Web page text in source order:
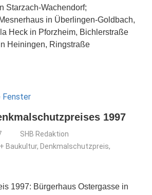
Starzach-Wachendorf;
in Überlingen-Goldbach,
Heck in Pforzheim, Bichlerstraße
Heiningen, Ringstraße
1997
SHB Redaktion
Baukultur, Denkmalschutzpreis,
1997: Bürgerhaus Ostergasse in